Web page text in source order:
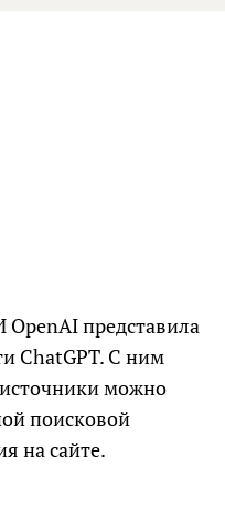
представила
ChatGPT. С ним
можно
поисковой
на сайте.